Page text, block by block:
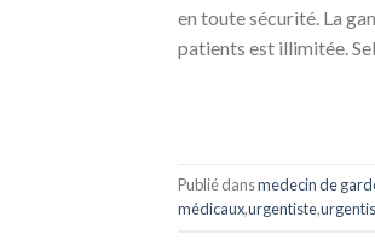
en toute sécurité. La
patients est illimitée.
Publié dansmedecin de
médicaux,urgentiste,